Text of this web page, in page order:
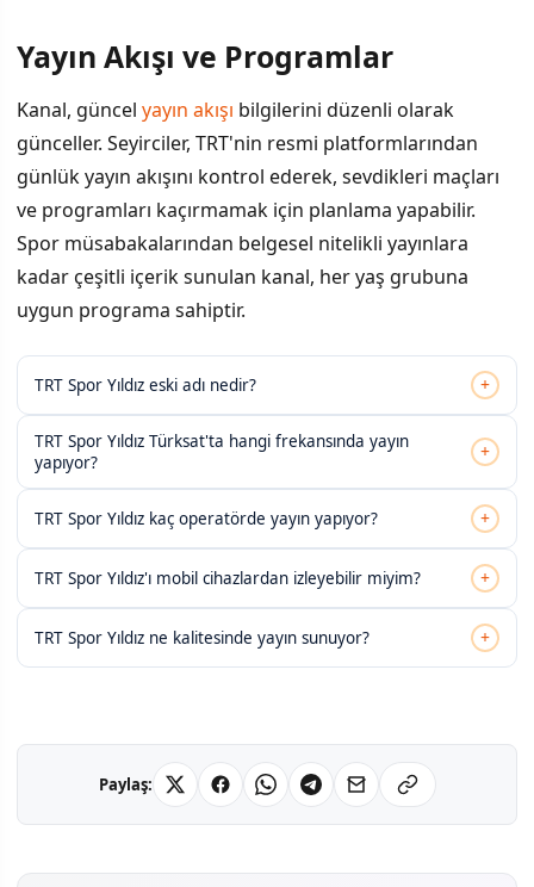
Yayın Akışı ve Programlar
Kanal, güncel yayın akışı bilgilerini düzenli olarak
günceller. Seyirciler, TRT'nin resmi platformlarından
günlük yayın akışını kontrol ederek, sevdikleri maçları
ve programları kaçırmamak için planlama yapabilir.
Spor müsabakalarından belgesel nitelikli yayınlara
kadar çeşitli içerik sunulan kanal, her yaş grubuna
uygun programa sahiptir.
TRT Spor Yıldız eski adı nedir? +
TRT Spor Yıldız Türksat'ta hangi frekansında yayın
yapıyor?
+
TRT Spor Yıldız kaç operatörde yayın yapıyor? +
TRT Spor Yıldız'ı mobil cihazlardan izleyebilir miyim? +
TRT Spor Yıldız ne kalitesinde yayın sunuyor? +
Paylaş: